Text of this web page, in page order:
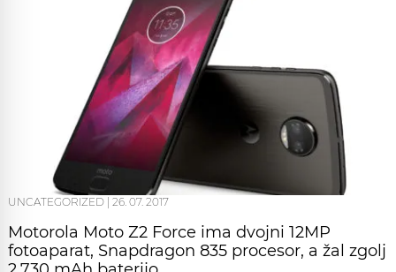
UNCATEGORIZED | 26. 07. 2017
Motorola Moto Z2 Force ima dvojni 12MP
fotoaparat, Snapdragon 835 procesor, a žal zgolj